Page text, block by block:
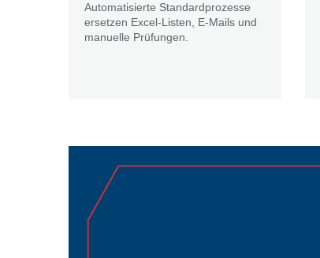
Automatisierte Standardprozesse
ersetzen Excel-Listen, E-Mails und
manuelle Prüfungen.